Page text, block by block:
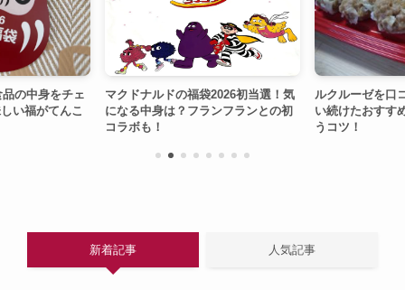
の中身をチェ
い福がてんこ
マクドナルドの福袋2026初当選！気
になる中身は？フランフランとの初
コラボも！
ルクルーゼを口
い続けたおすす
うコツ！
新着記事 人気記事